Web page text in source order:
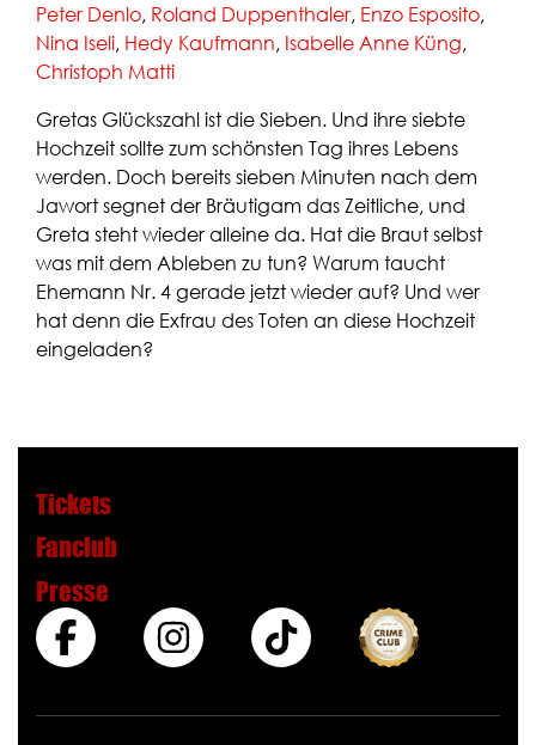
Peter Denlo, Roland Duppenthaler, Enzo Esposito,
Nina Iseli, Hedy Kaufmann, Isabelle Anne Küng,
Christoph Matti
Gretas Glückszahl ist die Sieben. Und ihre siebte
Hochzeit sollte zum schönsten Tag ihres Lebens
werden. Doch bereits sieben Minuten nach dem
Jawort segnet der Bräutigam das Zeitliche, und
Greta steht wieder alleine da. Hat die Braut selbst
was mit dem Ableben zu tun? Warum taucht
Ehemann Nr. 4 gerade jetzt wieder auf? Und wer
hat denn die Exfrau des Toten an diese Hochzeit
eingeladen?
Tickets
Fanclub
Presse